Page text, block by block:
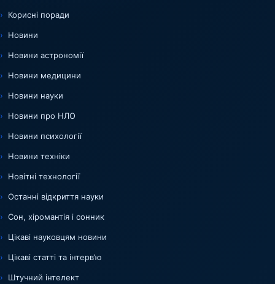
Корисні поради
Новини
Новини астрономії
Новини медицини
Новини науки
Новини про НЛО
Новини психології
Новини техніки
Новітні технології
Останні відкриття науки
Сон, хіромантія і сонник
Цікаві науковцям новини
Цікаві статті та інтерв’ю
Штучний інтелект